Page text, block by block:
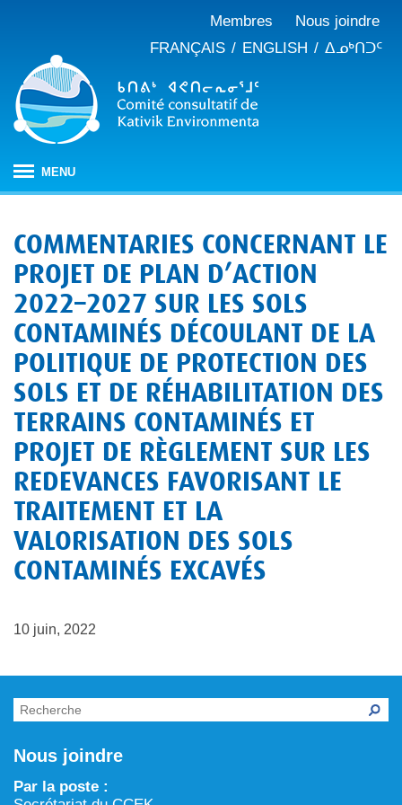
Membres
Nous joindre
FRANÇAIS
ENGLISH ᐃᓄᒃᑎᑐᑦ
MENU
À PROPOS
Mandat
Composition
Notre histoire
PUBLICATIONS
Procès-verbaux
Rapports annuels
Mémoires et avis
Chronique verte dans Tarralik
ÉVALUATION D’IMPACT
Évaluation d’impact au Nunavik
CBJNQ : régime de protection de l’environnement et
du milieu social
ARTIN : Aménagement du territoire/région marine et
procédure d’examen des projets
Processus prévu à la Loi sur l’évaluation d’impact
NOTRE TRAVAIL
Changements climatiques
Gestion des matières résiduelles
Activités d’exploitation et d’exploration minières
Eau
Aménagement et gestion du territoire
Conservation et biodiversité
COMMENTARIES CONCERNANT LE
PROJET DE PLAN D’ACTION
2022–2027 SUR LES SOLS
CONTAMINÉS DÉCOULANT DE LA
POLITIQUE DE PROTECTION DES
SOLS ET DE RÉHABILITATION DES
TERRAINS CONTAMINÉS ET
PROJET DE RÈGLEMENT SUR LES
REDEVANCES FAVORISANT LE
TRAITEMENT ET LA
VALORISATION DES SOLS
CONTAMINÉS EXCAVÉS
10 juin, 2022
Nous joindre
Par la poste :